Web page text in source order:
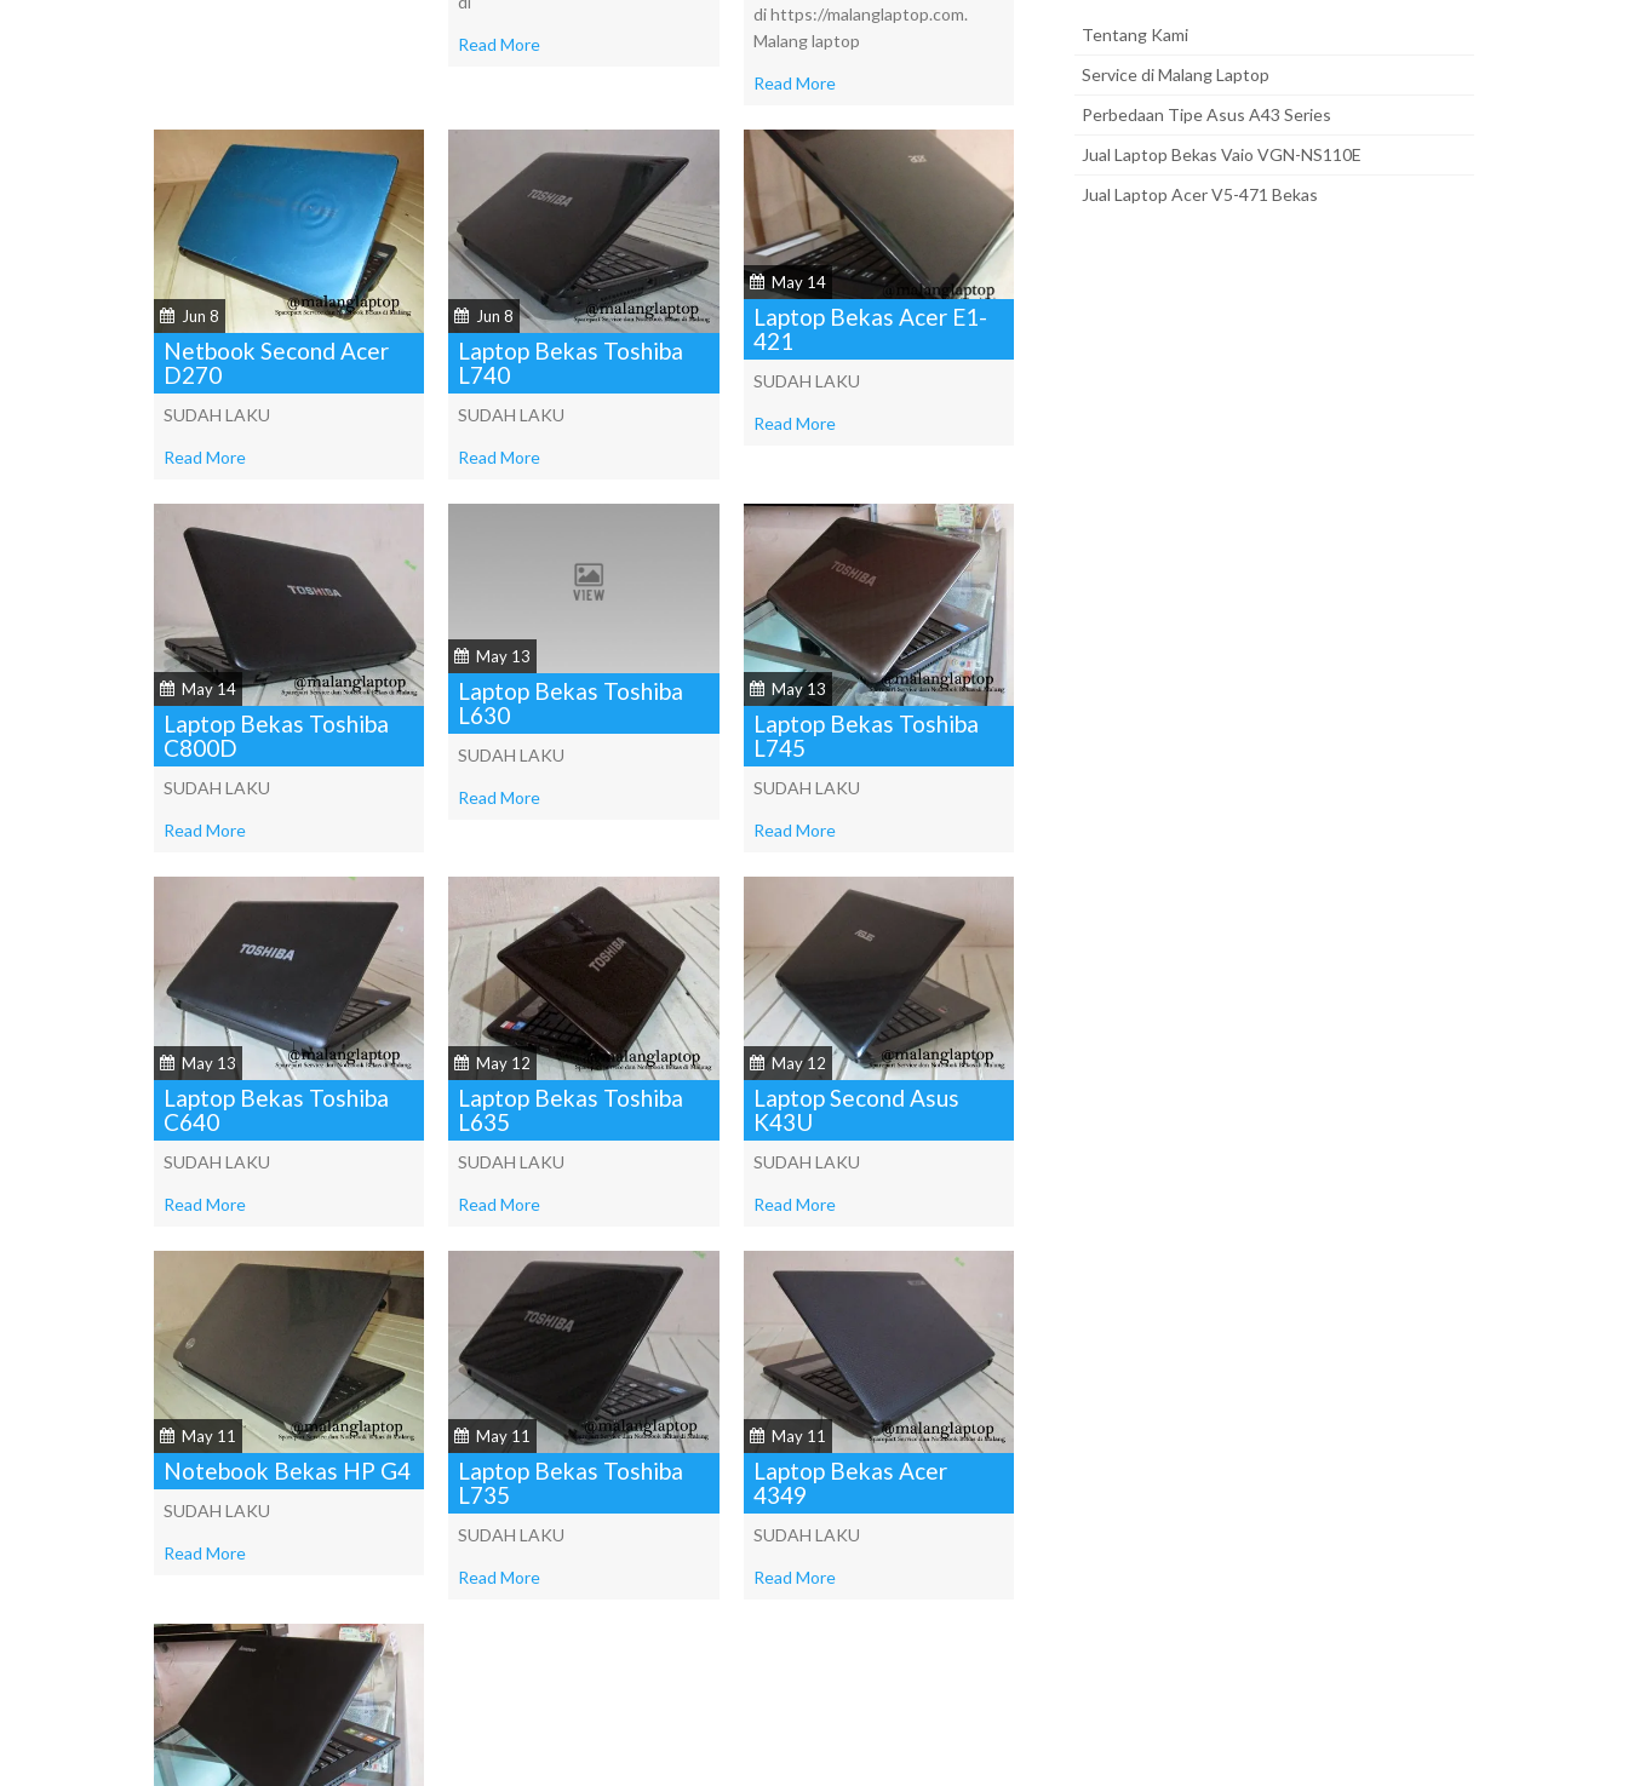
Read More
di https://malanglaptop.com.
Malang laptop
Read More
Jun 8
Netbook Second Acer
D270
SUDAH LAKU
Read More
Jun 8
Laptop Bekas Toshiba
L740
SUDAH LAKU
Read More
May 14
Laptop Bekas Acer E1-
421
SUDAH LAKU
Read More
May 14
Laptop Bekas Toshiba
C800D
SUDAH LAKU
Read More
May 13
Laptop Bekas Toshiba
L630
SUDAH LAKU
Read More
May 13
Laptop Bekas Toshiba
L745
SUDAH LAKU
Read More
May 13
Laptop Bekas Toshiba
C640
SUDAH LAKU
Read More
May 12
Laptop Bekas Toshiba
L635
SUDAH LAKU
Read More
May 12
Laptop Second Asus
K43U
SUDAH LAKU
Read More
May 11
Notebook Bekas HP G4
SUDAH LAKU
Read More
May 11
Laptop Bekas Toshiba
L735
SUDAH LAKU
Read More
May 11
Laptop Bekas Acer
4349
SUDAH LAKU
Read More
Tentang Kami
Service di Malang Laptop
Perbedaan Tipe Asus A43 Series
Jual Laptop Bekas Vaio VGN-NS110E
Jual Laptop Acer V5-471 Bekas